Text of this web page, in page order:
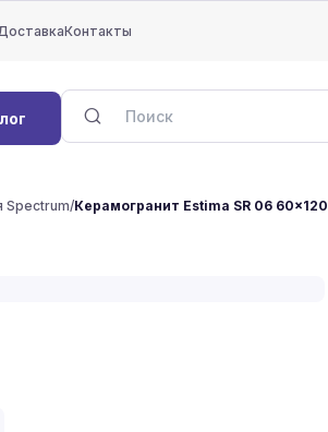
Контакты
Spectrum/Керамогранит Estima SR 06 60x120